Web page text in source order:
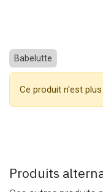
Babelutte
Ce produit n'est
Produits